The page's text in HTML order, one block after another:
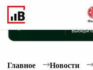
Главное Новости